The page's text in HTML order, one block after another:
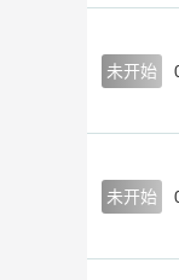
未开始
未开始